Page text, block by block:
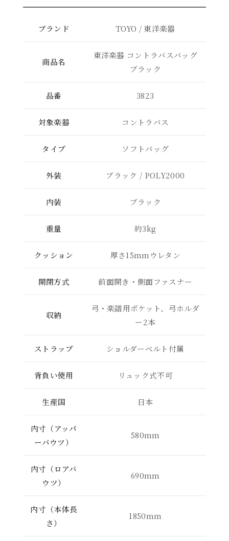
ブランド TOYO / 東洋楽器
商品名
東洋楽器 コントラバスバッグ
ブラック
品番 3823
対象楽器 コントラバス
タイプ ソフトバッグ
外装 ブラック / POLY2000
内装 ブラック
重量 約3kg
クッション 厚さ15mmウレタン
開閉方式 前面開き・側面ファスナー
収納
弓・楽譜用ポケット、弓ホルダ
ー2本
ストラップ ショルダーベルト付属
背負い使用 リュック式不可
生産国 日本
内寸（アッパ
ーバウツ）
580mm
内寸（ロアバ
ウツ）
690mm
内寸（本体長
さ）
1850mm